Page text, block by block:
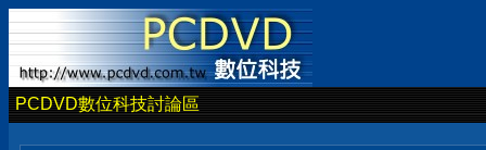
PCDVD數位科技討論區